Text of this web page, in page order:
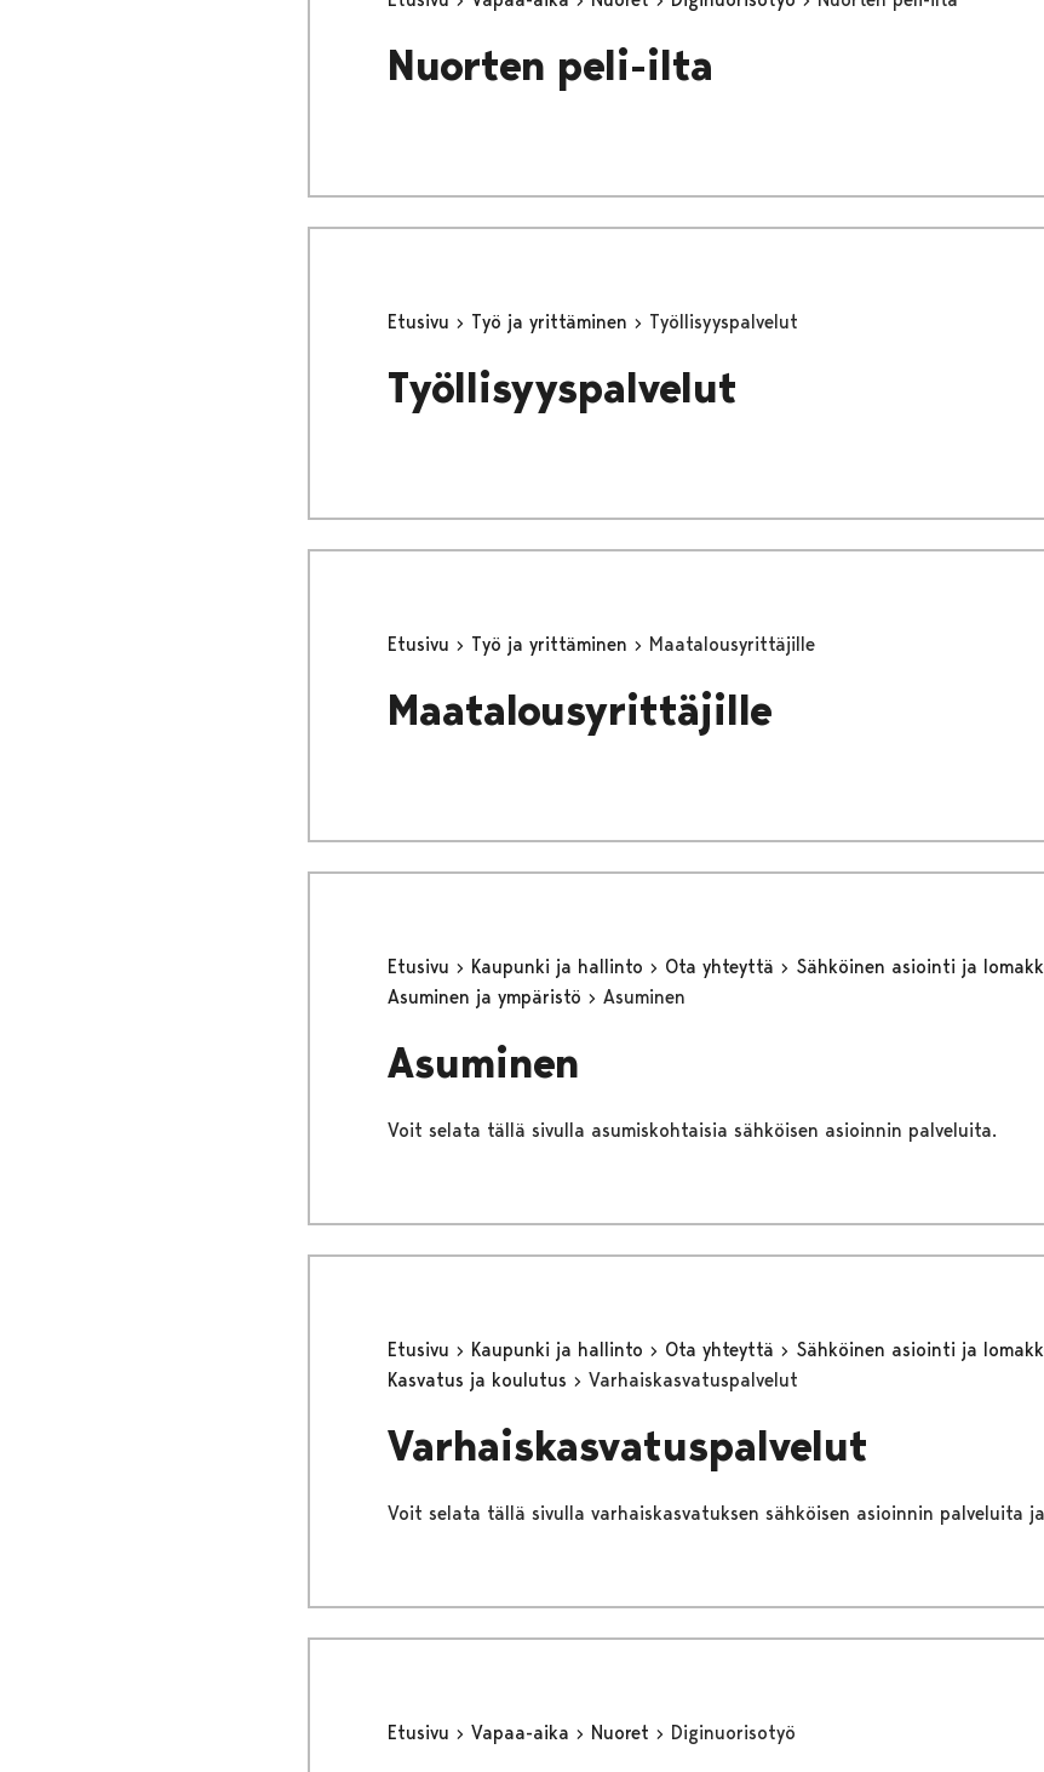
Nuorten peli-ilta
Etusivu Työ ja yrittäminen Työllisyyspalvelut
Työllisyyspalvelut
Etusivu Työ ja yrittäminen Maatalousyrittäjille
Maatalousyrittäjille
Etusivu Kaupunki ja hallinto Ota yhteyttä
Sähköinen asiointi ja
Asuminen ja ympäristö
Asuminen
Asuminen
Voit selata tällä sivulla asumiskohtaisia sähköisen asioinnin palveluita.
Etusivu Kaupunki ja hallinto Ota yhteyttä
Sähköinen asiointi ja
Kasvatus ja koulutus
Varhaiskasvatuspalvelut
Varhaiskasvatuspalvelut
Voit selata tällä sivulla varhaiskasvatuksen sähköisen asioinnin palveluita
Etusivu Vapaa-aika Nuoret Diginuorisotyö